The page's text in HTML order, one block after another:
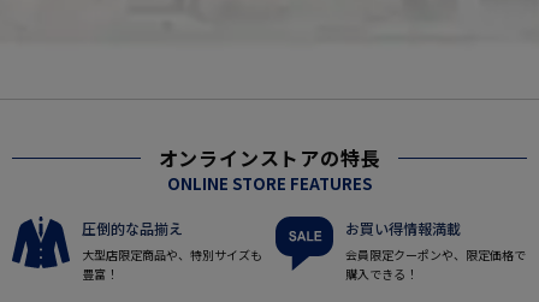
オンラインストアの特長
ONLINE STORE FEATURES
圧倒的な品揃え
大型店限定商品や、特別サイズも
豊富！
お買い得情報満載
会員限定クーポンや、限定価格で
購入できる！